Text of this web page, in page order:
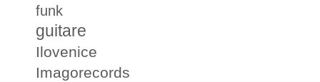
funk
guitare
Ilovenice
Imagorecords